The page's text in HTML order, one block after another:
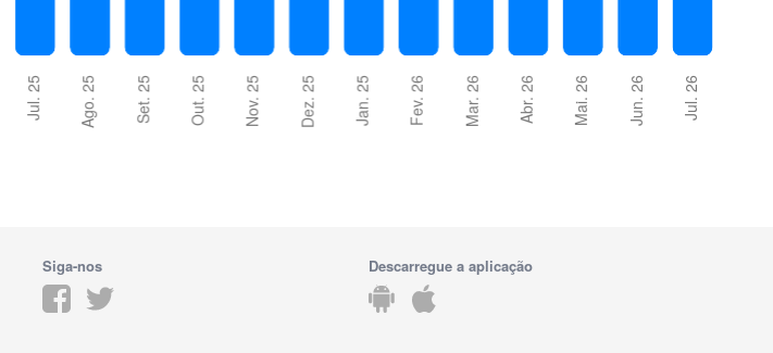
Siga-nos Descarregue a aplicação